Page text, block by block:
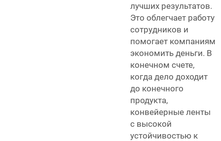
лучших результатов.
Это облегчает работу
сотрудников и
помогает компаниям
экономить деньги. В
конечном счете,
когда дело доходит
до конечного
продукта,
конвейерные ленты
с высокой
устойчивостью к